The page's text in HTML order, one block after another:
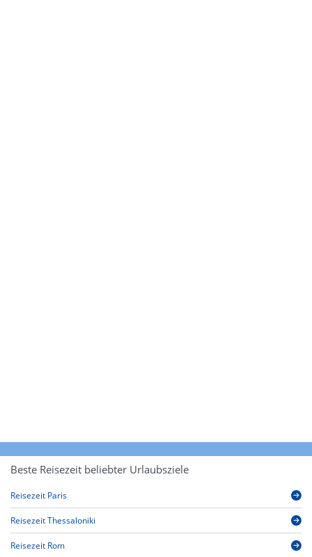
Beste Reisezeit beliebter Urlaubsziele
Reisezeit Paris
Reisezeit Thessaloniki
Reisezeit Rom